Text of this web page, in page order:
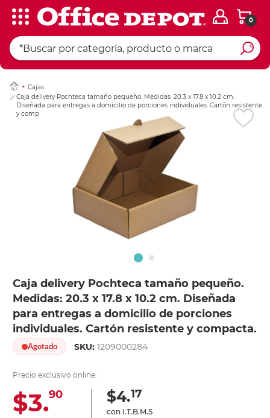
0
Cajas
Caja delivery Pochteca tamaño pequeño. Medidas: 20.3 x 17.8 x 10.2 cm.
Diseñada para entregas a domicilio de porciones individuales. Cartón resistente
y compacta.
Caja delivery Pochteca tamaño pequeño.
Medidas: 20.3 x 17.8 x 10.2 cm. Diseñada
para entregas a domicilio de porciones
individuales. Cartón resistente y compacta.
Agotado SKU:1209000284
Precio exclusivo online:
$3.90 $4.17
con I.T.B.M.S
Ingresar Codigo